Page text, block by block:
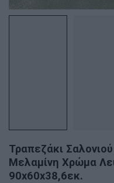
Τραπεζάκι
Μελαμίνη Χρώμα
90x60x38,6εκ.